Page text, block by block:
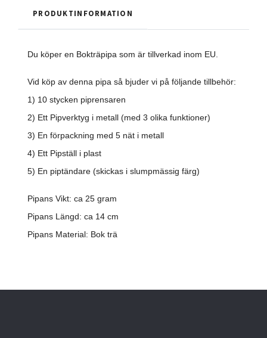
PRODUKTINFORMATION
Du köper en Bokträpipa som är tillverkad inom EU.
Vid köp av denna pipa så bjuder vi på följande tillbehör:
1) 10 stycken piprensaren
2) Ett Pipverktyg i metall (med 3 olika funktioner)
3) En förpackning med 5 nät i metall
4) Ett Pipställ i plast
5) En piptändare (skickas i slumpmässig färg)
Pipans Vikt: ca 25 gram
Pipans Längd: ca 14 cm
Pipans Material: Bok trä